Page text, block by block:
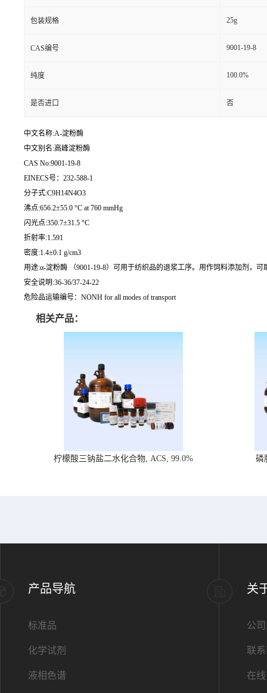
包装规格 25g
CAS编号 9001-19-8
纯度 100.0%
是否进口 否
中文名称:Α-淀粉酶
中文别名:高峰淀粉酶
CAS No:9001-19-8
EINECS号：232-588-1
分子式:C9H14N4O3
沸点:656.2±55.0 °C at 760 mmHg
闪光点:350.7±31.5 °C
折射率:1.591
密度:1.4±0.1 g/cm3
用途:α-淀粉酶 （9001-19-8）可用于纺织品的退浆工序。用作饲料添加剂，
安全说明:36-36/37-24-22
危险品运输编号：NONH for all modes of transport
相关产品：
柠檬酸三钠盐二水化合物, ACS, 99.0% 磷
产品导航
标准品
化学试剂
液相色谱
关
公
联
在